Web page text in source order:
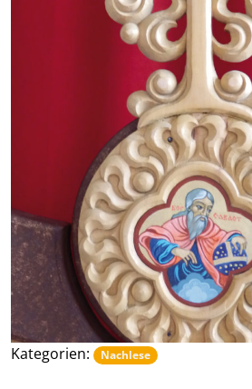
Kategorien: Nachlese